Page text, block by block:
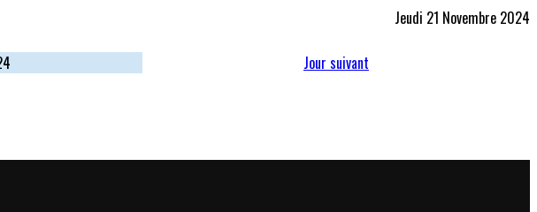
Jeudi 21 Novembre 2024
Jour suivant